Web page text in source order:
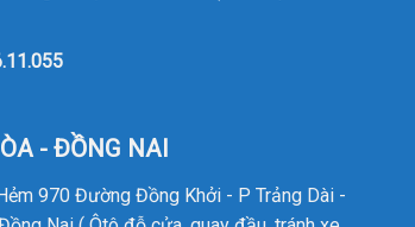
- ĐỒNG NAI
970 Đường Đồng Khởi - P Trảng Dài -